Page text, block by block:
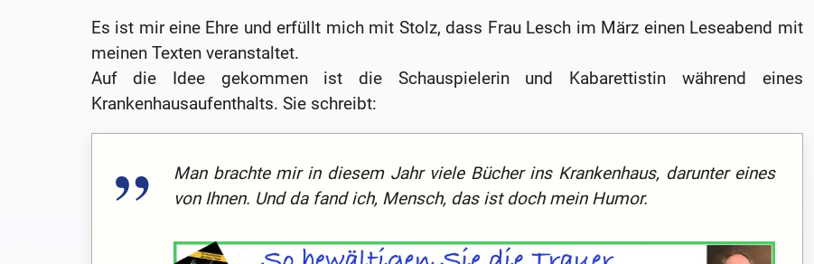
Es ist mir eine Ehre und erfüllt mich mit Stolz, dass Frau Lesch im März einen Leseabend mit
meinen Texten veranstaltet.
Auf die Idee gekommen ist die Schauspielerin und Kabarettistin während eines
Krankenhausaufenthalts. Sie schreibt:
Man brachte mir in diesem Jahr viele Bücher ins Krankenhaus, darunter eines
von Ihnen. Und da fand ich, Mensch, das ist doch mein Humor.